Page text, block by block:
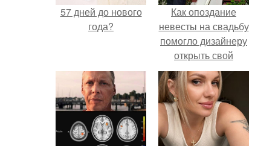
57 дней до нового
года?
Как опоздание
невесты на свадьбу
помогло дизайнеру
открыть свой
бренд.